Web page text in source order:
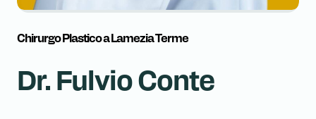
Chirurgo Plastico a Lamezia Terme
Dr. Fulvio Conte